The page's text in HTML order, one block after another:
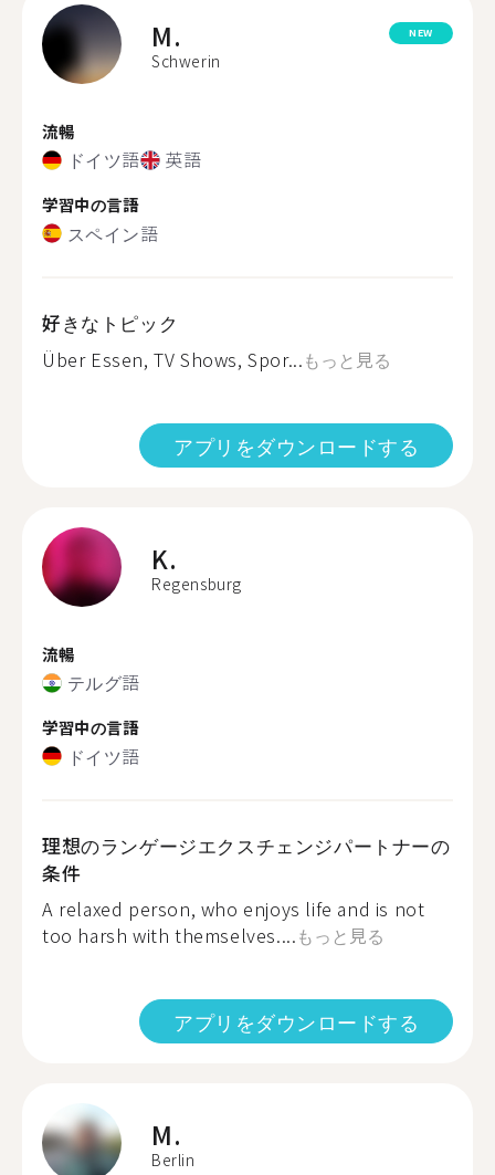
M.
Schwerin
NEW
流暢
ドイツ語 英語
学習中の言語
スペイン語
好きなトピック
Über Essen, TV Shows, Spor...もっと見る
アプリをダウンロードする
K.
Regensburg
流暢
テルグ語
学習中の言語
ドイツ語
理想のランゲージエクスチェンジパートナーの
条件
A relaxed person, who enjoys life and is not
too harsh with themselves....もっと見る
アプリをダウンロードする
M.
Berlin